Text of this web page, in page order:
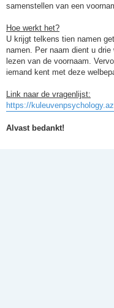
samenstellen van een
Hoe werkt het?
U krijgt telkens tien namen
namen. Per naam dient u
lezen van de voornaam.
iemand kent met deze
Link naar de vragenlijst:
https://
Alvast bedankt!